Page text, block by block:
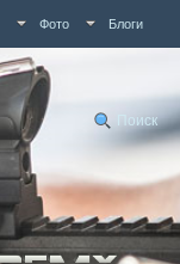
Фото Блоги
Поиск